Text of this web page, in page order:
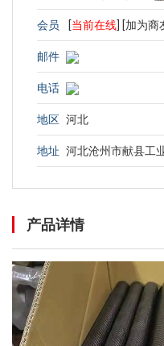
会员 [当前在线 [加为商
邮件
电话
地区 河北
地址 河北沧州市献县工
产品详情